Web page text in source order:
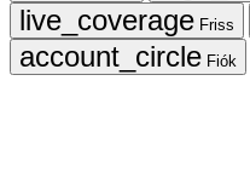
Friss
Fiók